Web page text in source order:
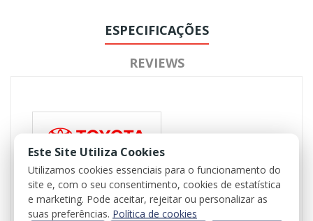
ESPECIFICAÇÕES
REVIEWS
Referência 102741
Disponível 1 Item
Este Site Utiliza Cookies
Utilizamos cookies essenciais para o funcionamento do
site e, com o seu consentimento, cookies de estatística
e marketing. Pode aceitar, rejeitar ou personalizar as
suas preferências. Política de cookies